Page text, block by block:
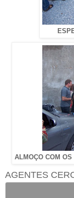
ALMOÇO COM OS
AGENTES